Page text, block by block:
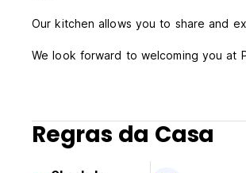
Our kitchen allows you to share and
We look forward to welcoming you at
Cancellation Policy: 1 day before
Check in from 14.00
Regras da Casa